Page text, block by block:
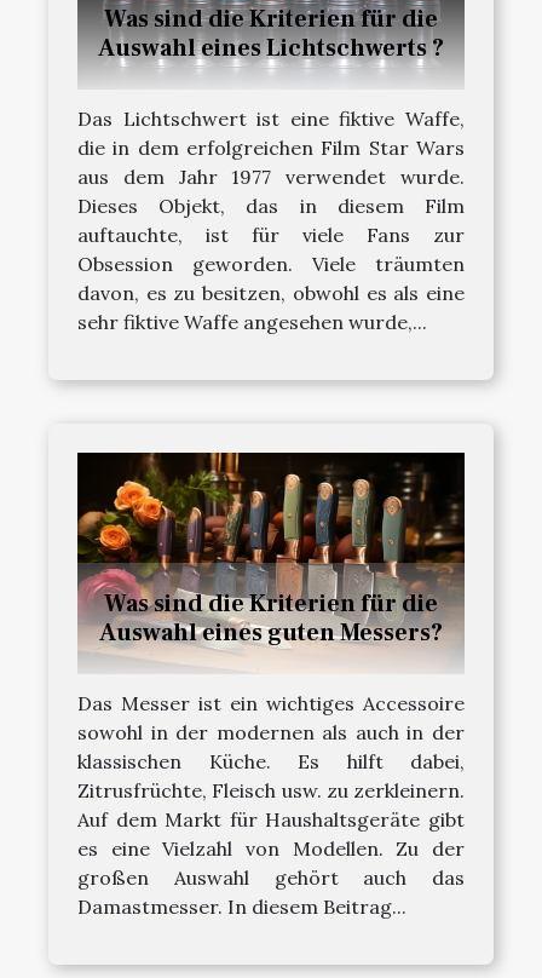
Was sind die Kriterien für die
Auswahl eines Lichtschwerts ?
Das Lichtschwert ist eine fiktive Waffe,
die in dem erfolgreichen Film Star Wars
aus dem Jahr 1977 verwendet wurde.
Dieses Objekt, das in diesem Film
auftauchte, ist für viele Fans zur
Obsession geworden. Viele träumten
davon, es zu besitzen, obwohl es als eine
sehr fiktive Waffe angesehen wurde,...
Was sind die Kriterien für die
Auswahl eines guten Messers?
Das Messer ist ein wichtiges Accessoire
sowohl in der modernen als auch in der
klassischen Küche. Es hilft dabei,
Zitrusfrüchte, Fleisch usw. zu zerkleinern.
Auf dem Markt für Haushaltsgeräte gibt
es eine Vielzahl von Modellen. Zu der
großen Auswahl gehört auch das
Damastmesser. In diesem Beitrag...